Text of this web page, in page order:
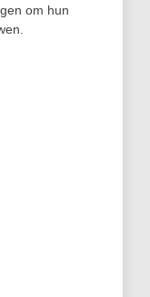
om hun